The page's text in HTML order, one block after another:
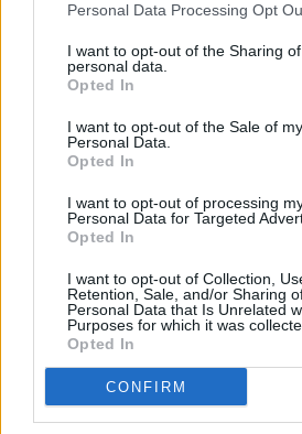
negar su consentimiento. Tenga en
de su consentimiento, pero usted
rechazar tal procesamiento. Sus
cualquier momento entrando de
visitando nuestra política de
Personal Data Processing Opt
I want to opt-out of the Sharing
personal data.
Opted In
I want to opt-out of the Sale of my
Personal Data.
Opted In
I want to opt-out of processing
Personal Data for Targeted
Opted In
I want to opt-out of Collection,
Retention, Sale, and/or Sharing
Personal Data that Is Unrelated
Purposes for which it was
Opted In
CONFIRM